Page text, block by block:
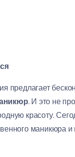
предлагает
. И это не
красоту.
маникюра и